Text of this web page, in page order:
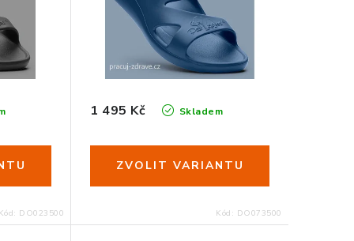
41
Kód: DO023500
38 39 40 41
Skladem
1 495 Kč
Kód: DO073500